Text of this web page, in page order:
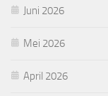
Juni 2026
Mei 2026
April 2026